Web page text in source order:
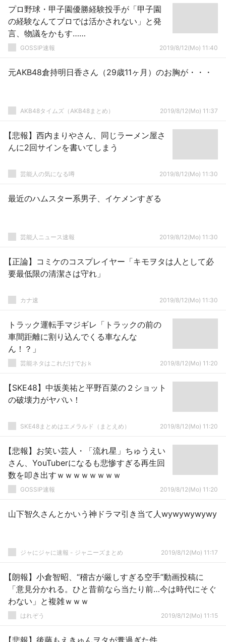
プロ野球・甲子園優勝経験投手が「甲子園
の経験なんてプロでは活かされない」と発
言、物議をかもす……
GOSSIP速報 2019/8/12(Mo) 11:40
元AKB48倉持明日香さん（29歳11ヶ月）のお胸が・・・
AKB48タイムズ（AKB48まとめ） 2019/8/12(Mo) 11:37
【悲報】西内まりやさん、同じラーメン屋さ
んに2回サインを書いてしまう
芸能人の気になる噂 2019/8/12(Mo) 11:30
最近のハムスター系男子、イケメンすぎる
芸能人ニュース速報 2019/8/12(Mo) 11:30
【正論】コミケのコスプレイヤー「キモヲタは人として必
要最低限の清潔さは守れ」
カナ速 2019/8/12(Mo) 11:30
トラック運転手マジギレ「トラックの前の
車間距離に割り込んでくる車なんな
ん！？」
芸能ネタはこれだけでおｋ 2019/8/12(Mo) 11:20
【SKE48】中坂美祐と平野百菜の２ショット
の破壊力がヤバい！
SKE48まとめはエメラルド（まとえめ） 2019/8/12(Mo) 11:20
【悲報】お笑い芸人・「流れ星」ちゅうえい
さん、YouTuberになるも悲惨すぎる再生回
数を叩き出すｗｗｗｗｗｗｗｗ
GOSSIP速報 2019/8/12(Mo) 11:20
山下智久さんとかいう神ドラマ引き当て人wywywywywy
ジャにジャに速報 - ジャニーズまとめ 2019/8/12(Mo) 11:17
【朗報】小倉智昭、“稽古が厳しすぎる空手”動画投稿に
「意見分かれる。ひと昔前なら当たり前…今は時代にそぐ
わない」と複雑ｗｗｗ
はれぞう 2019/8/12(Mo) 11:15
【悲報】後藤もえきゅんヲタが糞過ぎた件